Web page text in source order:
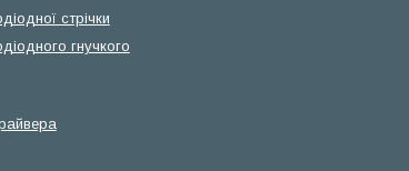
стрічки
гнучкого